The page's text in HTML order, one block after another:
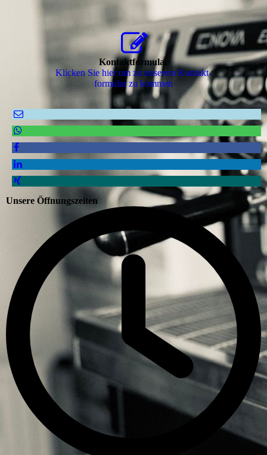
Kontaktformular
Klicken Sie hier um zu unserem Kon­takt­
for­mu­lar zu kommen
Unsere Öffnungszeiten